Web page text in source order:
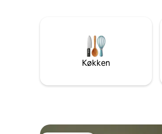
personer, og den tilbyder alt, hvad
brug for til et mindeværdigt ophold!
Køkken